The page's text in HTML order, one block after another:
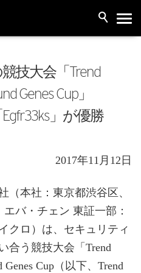
技大会「Trend
Genes Cup」
」が優勝
2017年11月12日
（本社：東京都渋谷区、
バ・チェン 東証一部：
クロ）は、セキュリティ
合う競技大会「Trend
Cup（以下、Trend